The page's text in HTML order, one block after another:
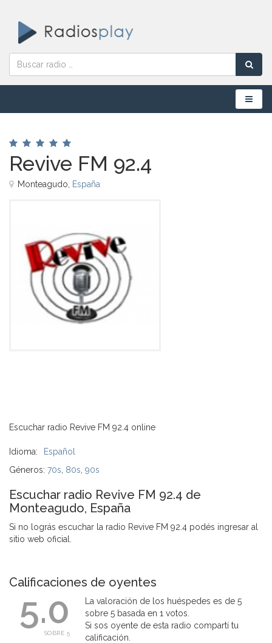
Menú
Revive FM 92.4
Monteagudo, España
Escuchar radio Revive FM 92.4 online
Idioma:
Español
Géneros: 70s 80s 90s
Escuchar radio Revive FM 92.4 de
Monteagudo, España
Si no lográs escuchar la radio Revive FM 92.4 podés ingresar al
sitio web oficial.
Calificaciones de oyentes
5.0
SOBRE 5
La valoración de los huéspedes es de 5
sobre 5 basada en 1 votos.
Si sos oyente de esta radio compartí tu
calificación.